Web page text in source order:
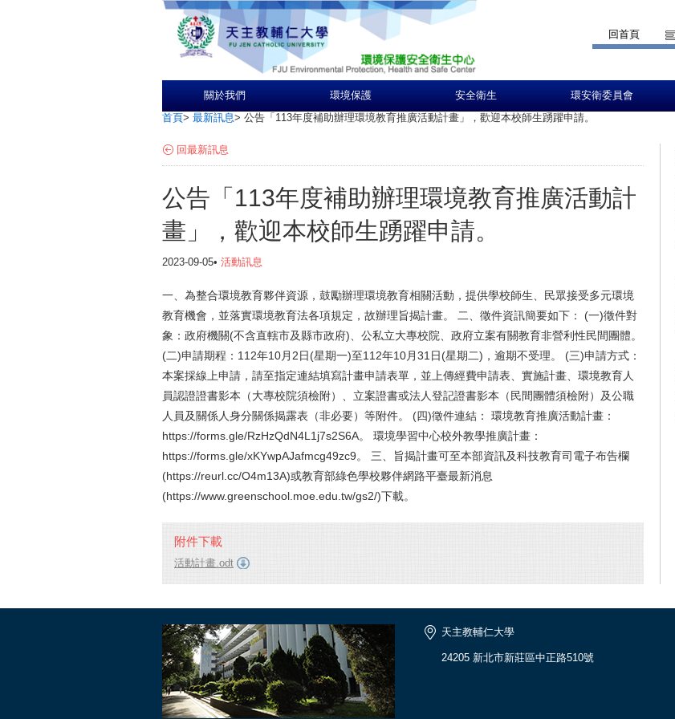
回首頁
關於我們 環境保護 安全衛生 環安衛委員會
首頁> 最新訊息> 公告「113年度補助辦理環境教育推廣活動計畫」，歡迎本校師生踴躍申請。
回最新訊息
公告「113年度補助辦理環境教育推廣活動計
畫」，歡迎本校師生踴躍申請。
2023-09-05• 活動訊息
一、為整合環境教育夥伴資源，鼓勵辦理環境教育相關活動，提供學校師生、民眾接受多元環境
教育機會，並落實環境教育法各項規定，故辦理旨揭計畫。 二、徵件資訊簡要如下： (一)徵件對
象：政府機關(不含直轄市及縣市政府)、公私立大專校院、政府立案有關教育非營利性民間團體。
(二)申請期程：112年10月2日(星期一)至112年10月31日(星期二)，逾期不受理。 (三)申請方式：
本案採線上申請，請至指定連結填寫計畫申請表單，並上傳經費申請表、實施計畫、環境教育人
員認證證書影本（大專校院須檢附）、立案證書或法人登記證書影本（民間團體須檢附）及公職
人員及關係人身分關係揭露表（非必要）等附件。 (四)徵件連結： 環境教育推廣活動計畫：
https://forms.gle/RzHzQdN4L1j7s2S6A。 環境學習中心校外教學推廣計畫：
https://forms.gle/xKYwpAJafmcg49zc9。 三、旨揭計畫可至本部資訊及科技教育司電子布告欄
(https://reurl.cc/O4m13A)或教育部綠色學校夥伴網路平臺最新消息
(https://www.greenschool.moe.edu.tw/gs2/)下載。
附件下載
活動計畫.odt
天主教輔仁大學
24205 新北市新莊區中正路510號